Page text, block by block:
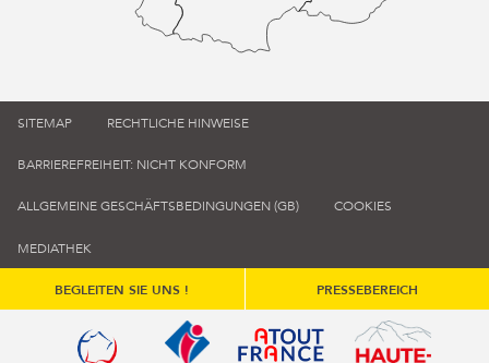
SITEMAP RECHTLICHE HINWEISE
BARRIEREFREIHEIT: NICHT KONFORM
ALLGEMEINE GESCHÄFTSBEDINGUNGEN (GB) COOKIES
MEDIATHEK
BEGLEITEN SIE UNS ! PRESSEBEREICH
Qualité tourisme (s'ouvre dans une nouvelle fenêtre)
Office de tourisme de France (s'ouvre
Atout France (s'ouvre dans